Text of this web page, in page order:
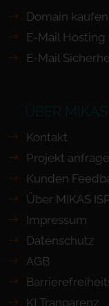
Domain
E-Mail
E-Mail
ÜBER MIKAS
Kontakt
Projekt
Kunden
Über MIKAS
Impressum
Datenschutz
AGB
KI Tranparenz